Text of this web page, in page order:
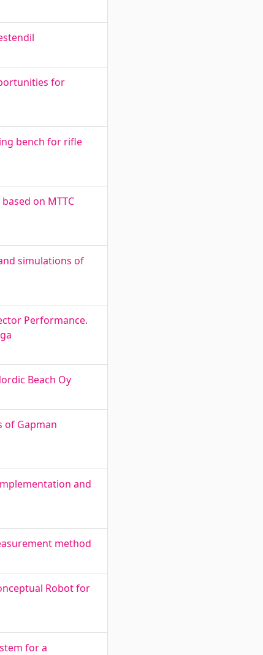
for
bench for rifle
on MTTC
simulations of
Performance.
Beach Oy
of Gapman
and
method
Robot for
for a